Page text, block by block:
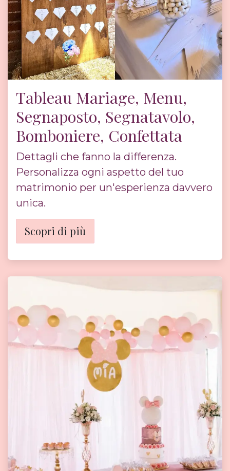
Tableau Mariage, Menu,
Segnaposto, Segnatavolo,
Bomboniere, Confettata
Dettagli che fanno la differenza.
Personalizza ogni aspetto del tuo
matrimonio per un'esperienza davvero
unica.
Scopri di più